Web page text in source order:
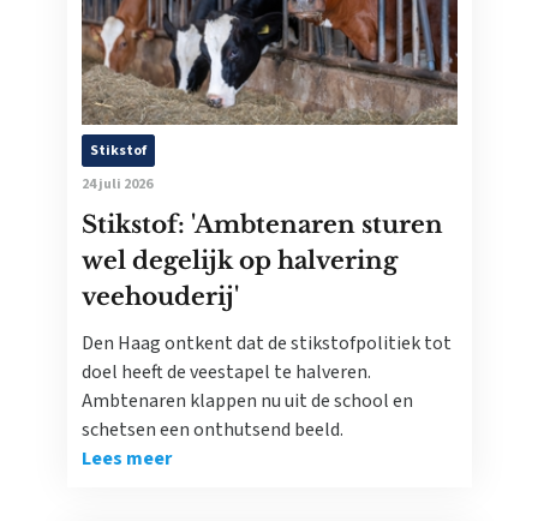
Stikstof
24 juli 2026
Stikstof: 'Ambtenaren sturen
wel degelijk op halvering
veehouderij'
Den Haag ontkent dat de stikstofpolitiek tot
doel heeft de veestapel te halveren.
Ambtenaren klappen nu uit de school en
schetsen een onthutsend beeld.
Lees meer